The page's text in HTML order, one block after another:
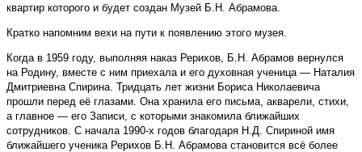
квартир которого и будет создан Музей Б.Н. Абрамова.
Кратко напомним вехи на пути к появлению этого музея.
Когда в 1959 году, выполняя наказ Рерихов, Б.Н. Абрамов вернулся
на Родину, вместе с ним приехала и его духовная ученица — Наталия
Дмитриевна Спирина. Тридцать лет жизни Бориса Николаевича
прошли перед её глазами. Она хранила его письма, акварели, стихи,
а главное — его Записи, с которыми знакомила ближайших
сотрудников. С начала 1990-х годов благодаря Н.Д. Спириной имя
ближайшего ученика Рерихов Б.Н. Абрамова становится всё более